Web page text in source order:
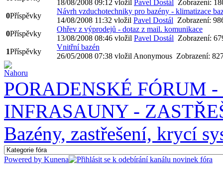
18/08/2008 09:12 vložil Pavel Dostál Zobrazení:
0Příspěvky
Návrh vzduchotechniky pro bazény - klimatizace
14/08/2008 11:32 vložil Pavel Dostál Zobrazení:
0Příspěvky
Ohřev z výprodejů - dotaz z mail. komunikace
13/08/2008 08:46 vložil Pavel Dostál Zobrazení:
1Příspěvky
Vnitřní bazén
26/05/2008 07:38 vložil Anonymous Zobrazení:
PORADENSKÉ FÓRUM
INFRASAUNY -
Bazény, zastřešení, krycí
Powered by Kunena